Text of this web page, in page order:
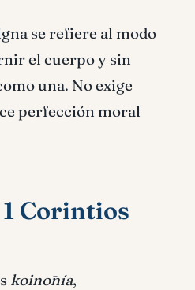
se refiere al modo
el cuerpo y sin
una. No exige
perfección moral
Corintios
koinōnía,